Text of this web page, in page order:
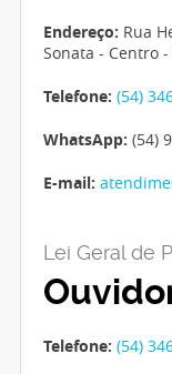
Endereço: Rua
Sonata - Centro
Telefone: (54)
WhatsApp: (54)
E-mail:
Lei Geral de
Telefone: (54)